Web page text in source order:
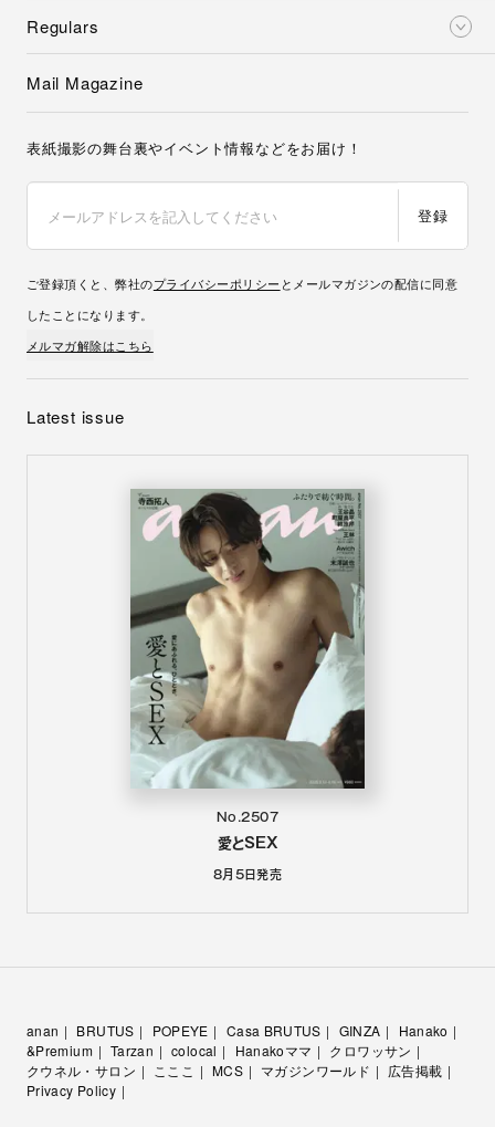
Regulars
Mail Magazine
表紙撮影の舞台裏やイベント情報などをお届け！
登録
ご登録頂くと、弊社のプライバシーポリシー とメールマガジンの配信に同意
したことになります。
メルマガ解除はこちら
Latest issue
No.2507
愛とSEX
8月5日発売
anan BRUTUS POPEYE Casa BRUTUS GINZA
Hanako
&Premium
Tarzan colocal Hanakoママ
クロワッサン
クウネル・サロン
こここ MCS マガジンワールド
広告掲載
Privacy Policy